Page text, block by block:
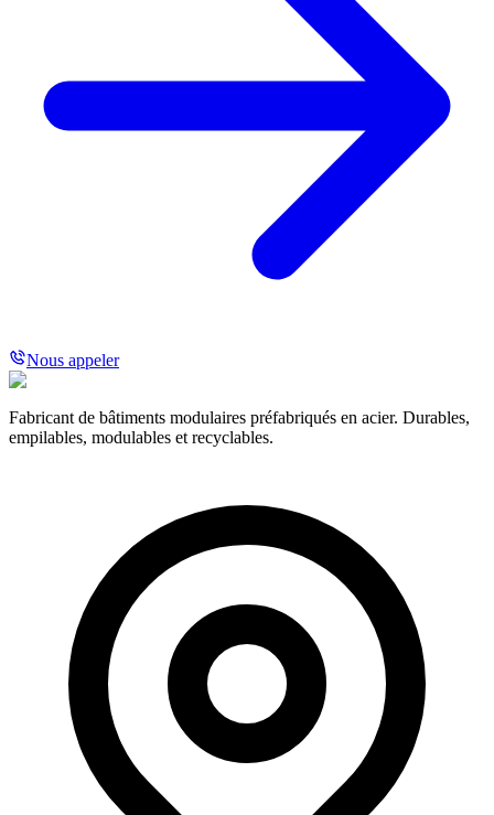
Nous appeler
Fabricant de bâtiments modulaires préfabriqués en acier. Durables,
empilables, modulables et recyclables.